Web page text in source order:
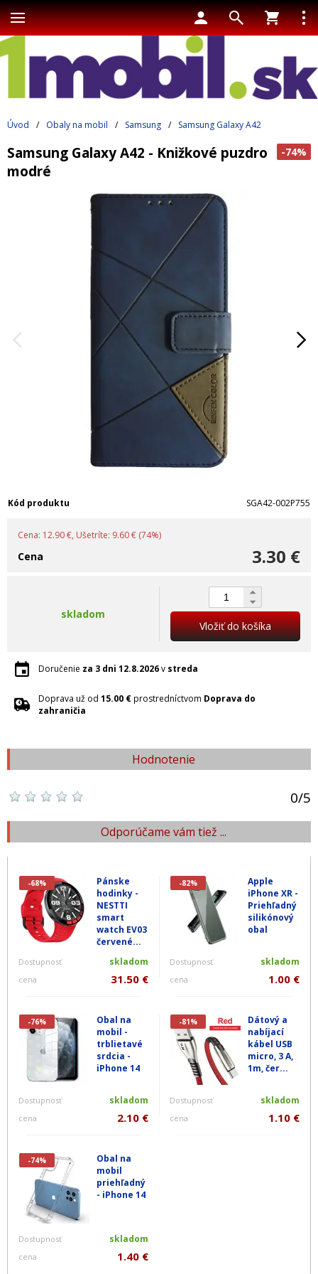
Úvod / Obaly na mobil / Samsung / Samsung Galaxy A42
-74%
Samsung Galaxy A42 - Knižkové puzdro
modré
Kód produktu SGA42-002P755
Cena: 12.90 €, Ušetríte: 9.60 € (74%)
3.30 €
Cena
skladom
Vložiť do košíka
Doručenie za 3 dni 12.8.2026v streda
Doprava už od 15.00 €prostredníctvom Doprava do
zahraničia
Hodnotenie
0/5
Odporúčame vám tiež ...
-68%
Pánske
hodinky -
NESTTI
smart
watch EV03
červené...
Dostupnosť skladom
cena 31.50 €
-82%
Apple
iPhone XR -
Priehľadný
silikónový
obal
Dostupnosť skladom
cena 1.00 €
-76%
Obal na
mobil -
trblietavé
srdcia -
iPhone 14
Dostupnosť skladom
cena 2.10 €
-81%
Dátový a
nabíjací
kábel USB
micro, 3 A,
1m, čer...
Dostupnosť skladom
cena 1.10 €
-74%
Obal na
mobil
priehľadný
- iPhone 14
Dostupnosť skladom
cena 1.40 €